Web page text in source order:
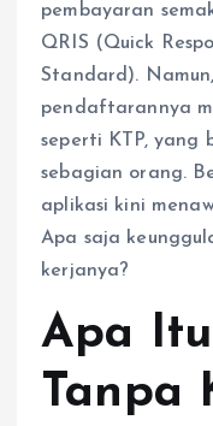
pembayaran
QRIS (Quick
Standard).
pendaftarannya
seperti KTP, yang
sebagian orang.
aplikasi kini
Apa saja
kerjanya?
Apa
Tanpa